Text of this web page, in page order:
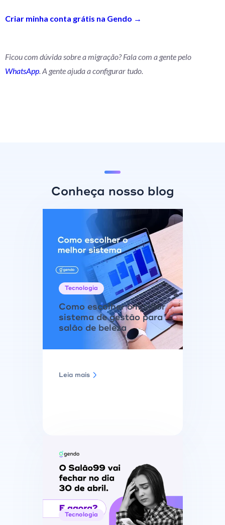
Criar minha conta grátis na Gendo →
Ficou com dúvida sobre a migração? Fala com a gente pelo
WhatsApp. A gente ajuda a configurar tudo.
Conheça nosso blog
Tecnologia
Como escolher o melhor
sistema de gestão para
salão de beleza
Leia mais
Tecnologia